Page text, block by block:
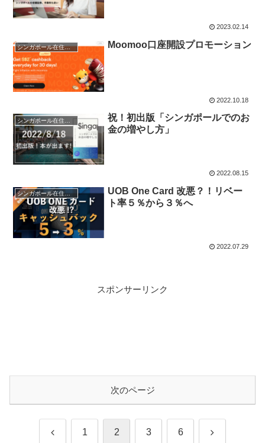
2023.02.14
シンガポール在住者向け投資とお金情報 Moomoo口座開設プロモーション
2022.10.18
シンガポール在住者向け投資とお金情報
祝！初出版「シンガポールでのお
金の増やし方」
2022.08.15
シンガポール在住者向け投資とお金情報
UOB One Card 改悪？！リベー
ト率５％から３％へ
2022.07.29
スポンサーリンク
次のページ
前 1 2 3 6 次